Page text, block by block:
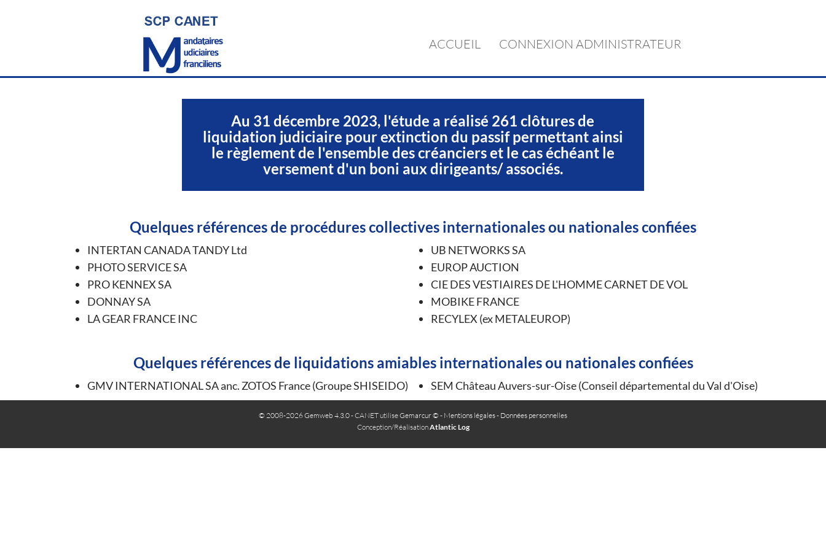
ACCUEIL CONNEXION ADMINISTRATEUR
Au 31 décembre 2023, l'étude a réalisé 261 clôtures de
liquidation judiciaire pour extinction du passif permettant ainsi
le règlement de l'ensemble des créanciers et le cas échéant le
versement d'un boni aux dirigeants/ associés.
Quelques références de procédures collectives internationales ou nationales confiées
INTERTAN CANADA TANDY Ltd
PHOTO SERVICE SA
PRO KENNEX SA
DONNAY SA
LA GEAR FRANCE INC
UB NETWORKS SA
EUROP AUCTION
CIE DES VESTIAIRES DE L'HOMME CARNET DE VOL
MOBIKE FRANCE
RECYLEX (ex METALEUROP)
Quelques références de liquidations amiables internationales ou nationales confiées
GMV INTERNATIONAL SA anc. ZOTOS France (Groupe SHISEIDO) SEM Château Auvers-sur-Oise (Conseil départemental du Val d'Oise)
© 2008-2026 Gemweb 4.3.0- CANET utiliseGemarcur © - Mentions légales- Données personnelles
Conception/RéalisationAtlantic Log